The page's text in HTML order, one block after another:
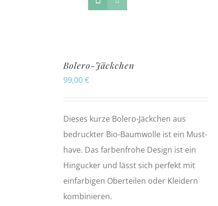
Bolero-Jäckchen
99,00€
Dieses kurze Bolero-Jäckchen aus
bedruckter Bio-Baumwolle ist ein Must-
have. Das farbenfrohe Design ist ein
Hingucker und lässt sich perfekt mit
einfarbigen Oberteilen oder Kleidern
kombinieren.